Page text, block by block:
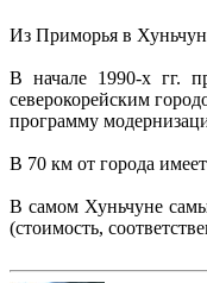
Из Приморья в
В начале 1990-х гг.
северокорейским
программу
В 70 км от города
В самом Хуньчуне
(стоимость,